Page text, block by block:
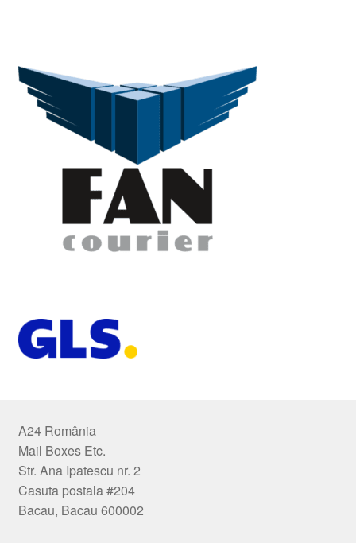
A24 România
Mail Boxes Etc.
Str. Ana Ipatescu nr. 2
Casuta postala #204
Bacau, Bacau 600002